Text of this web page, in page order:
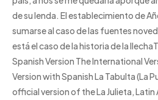
de su lenda. El establecimiento de
sumarse al caso de las fuentes
está el caso de la historia de la
Spanish Version The International
Version with Spanish La Tabulta (La
official version of the La Julieta, Latin